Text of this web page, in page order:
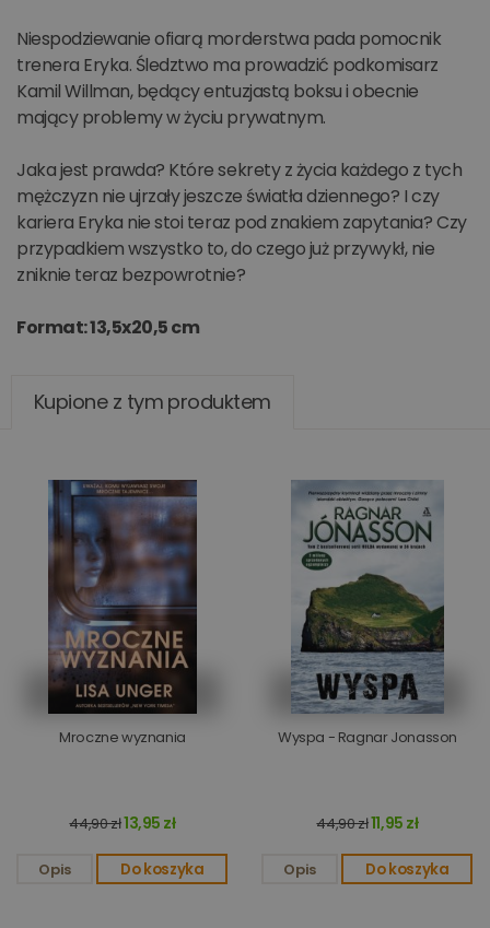
Niespodziewanie ofiarą morderstwa pada pomocnik
trenera Eryka. Śledztwo ma prowadzić podkomisarz
Kamil Willman, będący entuzjastą boksu i obecnie
mający problemy w życiu prywatnym.
Jaka jest prawda? Które sekrety z życia każdego z tych
mężczyzn nie ujrzały jeszcze światła dziennego? I czy
kariera Eryka nie stoi teraz pod znakiem zapytania? Czy
przypadkiem wszystko to, do czego już przywykł, nie
zniknie teraz bezpowrotnie?
Format: 13,5x20,5 cm
Kupione z tym produktem
Mroczne wyznania
44,90 zł13,95 zł
Opis Do koszyka
Wyspa - Ragnar Jonasson
44,90 zł11,95 zł
Opis Do koszyka